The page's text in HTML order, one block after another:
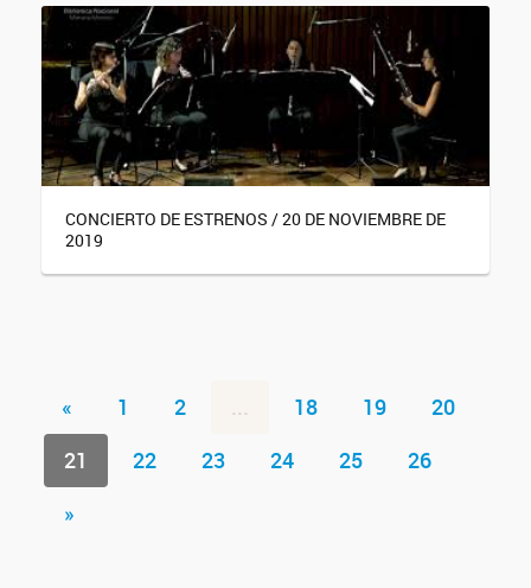
CONCIERTO DE ESTRENOS / 20 DE NOVIEMBRE DE
2019
« 1 2 ... 18 19
20
21
22 23 24 25
26
»